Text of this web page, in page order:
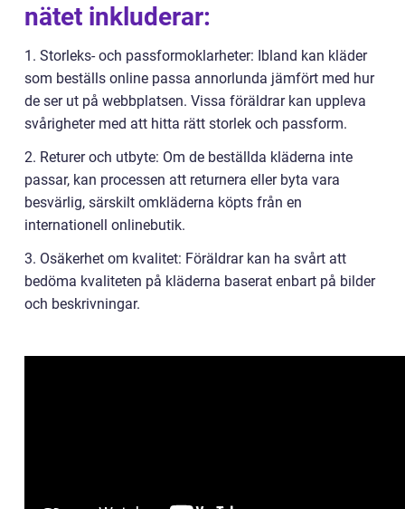
nätet inkluderar:
1. Storleks- och passformoklarheter: Ibland kan kläder
som beställs online passa annorlunda jämfört med hur
de ser ut på webbplatsen. Vissa föräldrar kan uppleva
svårigheter med att hitta rätt storlek och passform.
2. Returer och utbyte: Om de beställda kläderna inte
passar, kan processen att returnera eller byta vara
besvärlig, särskilt omkläderna köpts från en
internationell onlinebutik.
3. Osäkerhet om kvalitet: Föräldrar kan ha svårt att
bedöma kvaliteten på kläderna baserat enbart på bilder
och beskrivningar.